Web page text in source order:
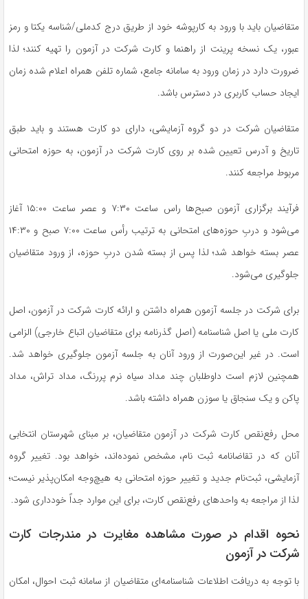
متقاضیان باید با ورود به کارپوشه خود از طریق درج کدملی/شناسه یکتا و رمز
عبور، یک نسخه پرینت از راهنما و کارت شرکت در آزمون را تهیه کنند؛ لذا
ضرورت دارد در زمان ورود به سامانه جامع، شماره تلفن همراه اعلام شده زمان
ایجاد حساب کاربری در دسترس باشد.
متقاضیان شرکت در دو گروه آزمایشی، دارای دو کارت هستند و باید طبق
تاریخ و آدرس تعیین شده بر روی کارت شرکت در آزمون، به حوزه امتحانی
مربوط مراجعه کنند.
فرآیند برگزاری آزمون صبح‌ها راس ساعت ۷:۳۰ و عصر ساعت ۱۵:۰۰ آغاز
می‌شود و دربِ حوزه‌های امتحانی به ترتیب رأس ساعت ۷:۰۰ صبح و ۱۴:۳۰
عصر بسته خواهد شد؛ لذا پس از بسته شدن دربِ حوزه، از ورود متقاضیان
جلوگیری می‌شود.
برای شرکت در جلسه آزمون همراه داشتن و ارائه کارت شرکت در آزمون، اصل
کارت ملی یا اصل شناسنامه (اصل گذرنامه برای متقاضیان اتباع خارجی) الزامی
است. در غیر این‌صورت از ورود آنان به جلسه آزمون جلوگیری خواهد شد.
همچنین لازم است داوطلبان چند مداد سیاه نرم پررنگ، مداد تراش، مداد
پاکن و یک سنجاق یا سوزن همراه داشته باشد.
محل رفع‌نقص کارت شرکت در آزمون متقاضیان، بر مبنای شهرستان انتخابی
آنان که در تقاضانامه ثبت نام، مشخص نموده‌اند، خواهد بود. تغییر گروه
آزمایشی، ثبت‌نام جدید و تغییر حوزه امتحانی به هیچ‌وجه امکان‌پذیر نیست؛
لذا از مراجعه به واحد‌های رفع‌نقص کارت، برای این موارد جداً خودداری شود.
نحوه اقدام در صورت مشاهده مغایرت در مندرجات کارت
شرکت در آزمون
با توجه به دریافت اطلاعات شناسنامه‌ای متقاضیان از سامانه ثبت احوال، امکان